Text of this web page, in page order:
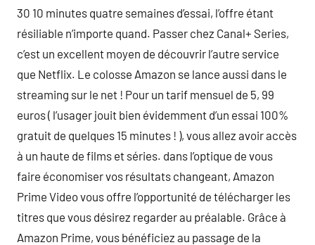
30 10 minutes quatre semaines d’essai, l’offre étant
résiliable n’importe quand. Passer chez Canal+ Series,
c’est un excellent moyen de découvrir l’autre service
que Netflix. Le colosse Amazon se lance aussi dans le
streaming sur le net ! Pour un tarif mensuel de 5, 99
euros ( l’usager jouit bien évidemment d’un essai 100%
gratuit de quelques 15 minutes ! ), vous allez avoir accès
à un haute de films et séries. dans l’optique de vous
faire économiser vos résultats changeant, Amazon
Prime Video vous offre l’opportunité de télécharger les
titres que vous désirez regarder au préalable. Grâce à
Amazon Prime, vous bénéficiez au passage de la